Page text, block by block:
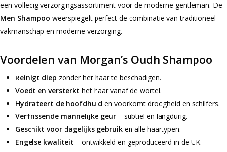
een volledig verzorgingsassortiment voor de moderne gentleman. De
Men Shampoo weerspiegelt perfect de combinatie van traditioneel
vakmanschap en moderne verzorging.
Voordelen van Morgan’s Oudh Shampoo
Reinigt diep zonder het haar te beschadigen.
Voedt en versterkt het haar vanaf de wortel.
Hydrateert de hoofdhuid en voorkomt droogheid en schilfers.
Verfrissende mannelijke geur– subtiel en langdurig.
Geschikt voor dagelijks gebruiken alle haartypen.
Engelse kwaliteit – ontwikkeld en geproduceerd in de UK.